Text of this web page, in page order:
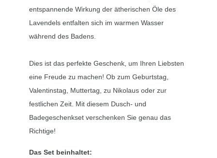
entspannende Wirkung der ätherischen Öle des
Lavendels entfalten sich im warmen Wasser
während des Badens.
Dies ist das perfekte Geschenk, um Ihren Liebsten
eine Freude zu machen! Ob zum Geburtstag,
Valentinstag, Muttertag, zu Nikolaus oder zur
festlichen Zeit. Mit diesem Dusch- und
Badegeschenkset verschenken Sie genau das
Richtige!
Das Set beinhaltet: